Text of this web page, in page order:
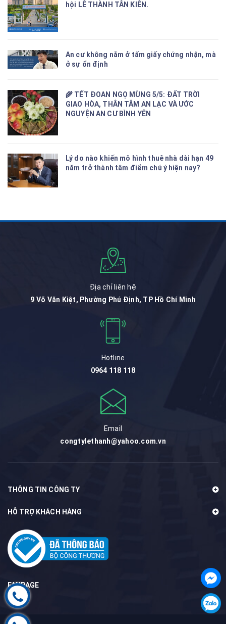
hội LÊ THÀNH TÂN KIÊN.
An cư không nằm ở tấm giấy chứng nhận, mà
ở sự ổn định
🌾 TẾT ĐOAN NGỌ MÙNG 5/5: ĐẤT TRỜI
GIAO HÒA, THÂN TÂM AN LẠC VÀ ƯỚC
NGUYỆN AN CƯ BÌNH YÊN
Lý do nào khiến mô hình thuê nhà dài hạn 49
năm trở thành tâm điểm chú ý hiện nay?
Địa chỉ liên hệ
9 Võ Văn Kiệt, Phường Phú Định, TP Hồ Chí Minh
Hotline
0964 118 118
Email
congtylethanh@yahoo.com.vn
THÔNG TIN CÔNG TY
HỖ TRỢ KHÁCH HÀNG
FANPAGE